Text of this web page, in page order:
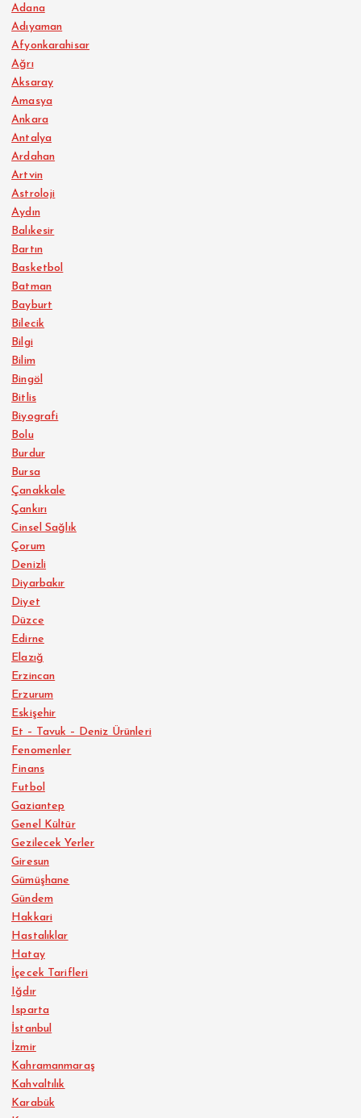
Adana
Adıyaman
Afyonkarahisar
Ağrı
Aksaray
Amasya
Ankara
Antalya
Ardahan
Artvin
Astroloji
Aydın
Balıkesir
Bartın
Basketbol
Batman
Bayburt
Bilecik
Bilgi
Bilim
Bingöl
Bitlis
Biyografi
Bolu
Burdur
Bursa
Çanakkale
Çankırı
Cinsel Sağlık
Çorum
Denizli
Diyarbakır
Diyet
Düzce
Edirne
Elazığ
Erzincan
Erzurum
Eskişehir
Et – Tavuk – Deniz Ürünleri
Fenomenler
Finans
Futbol
Gaziantep
Genel Kültür
Gezilecek Yerler
Giresun
Gümüşhane
Gündem
Hakkari
Hastalıklar
Hatay
İçecek Tarifleri
Iğdır
Isparta
İstanbul
İzmir
Kahramanmaraş
Kahvaltılık
Karabük